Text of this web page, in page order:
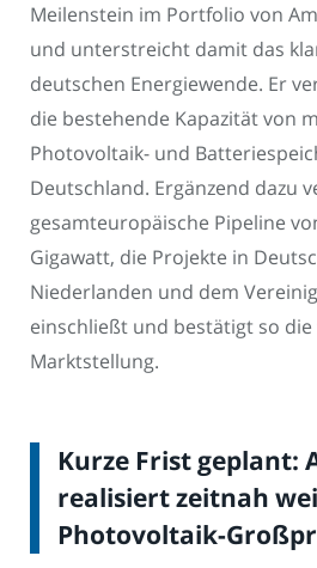
Meilenstein im Portfolio von
und unterstreicht damit das
deutschen Energiewende. Er
die bestehende Kapazität von
Photovoltaik- und
Deutschland. Ergänzend dazu
gesamteuropäische Pipeline
Gigawatt, die Projekte in
Niederlanden und dem
einschließt und bestätigt so
Marktstellung.
Kurze Frist geplant:
realisiert zeitnah
Photovoltaik-